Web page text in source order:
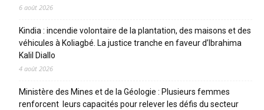
6 août 2026
Kindia : incendie volontaire de la plantation, des maisons et des
véhicules à Koliagbé. La justice tranche en faveur d’Ibrahima
Kalil Diallo
4 août 2026
Ministère des Mines et de la Géologie : Plusieurs femmes
renforcent leurs capacités pour relever les défis du secteur